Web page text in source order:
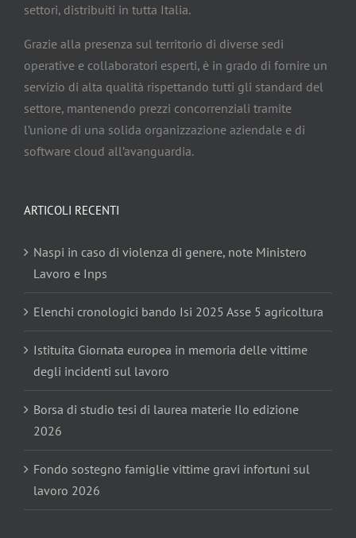
settori, distribuiti in tutta Italia.
Grazie alla presenza sul territorio di diverse sedi
operative e collaboratori esperti, è in grado di fornire un
servizio di alta qualità rispettando tutti gli standard del
settore, mantenendo prezzi concorrenziali tramite
l’unione di una solida organizzazione aziendale e di
software cloud all’avanguardia.
ARTICOLI RECENTI
Naspi in caso di violenza di genere, note Ministero
Lavoro e Inps
Elenchi cronologici bando Isi 2025 Asse 5 agricoltura
Istituita Giornata europea in memoria delle vittime
degli incidenti sul lavoro
Borsa di studio tesi di laurea materie Ilo edizione
2026
Fondo sostegno famiglie vittime gravi infortuni sul
lavoro 2026